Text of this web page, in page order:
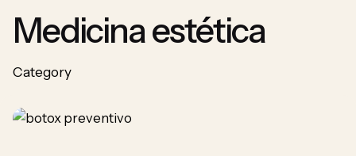
Medicina estética
Category